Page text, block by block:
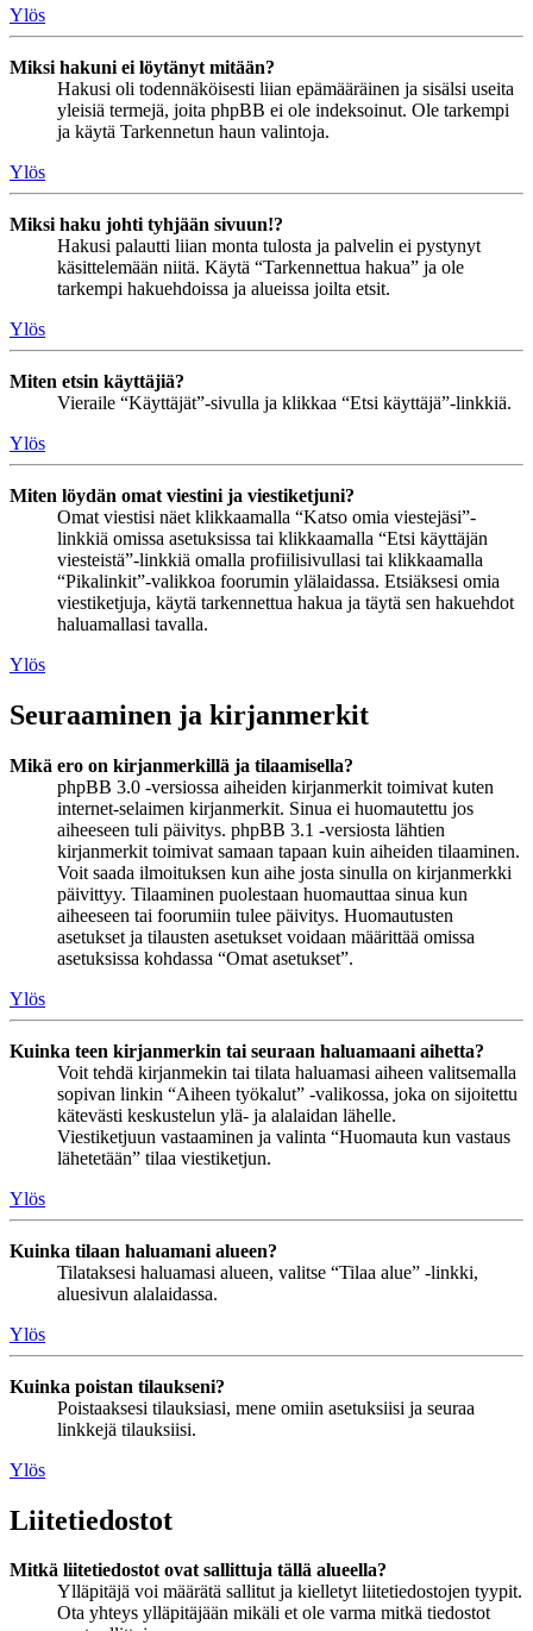
Ylös
Miksi hakuni ei löytänyt mitään?
Hakusi oli todennäköisesti liian epämääräinen ja sisälsi useita
yleisiä termejä, joita phpBB ei ole indeksoinut. Ole tarkempi
ja käytä Tarkennetun haun valintoja.
Ylös
Miksi haku johti tyhjään sivuun!?
Hakusi palautti liian monta tulosta ja palvelin ei pystynyt
käsittelemään niitä. Käytä “Tarkennettua hakua” ja ole
tarkempi hakuehdoissa ja alueissa joilta etsit.
Ylös
Miten etsin käyttäjiä?
Vieraile “Käyttäjät”-sivulla ja klikkaa “Etsi käyttäjä”-linkkiä.
Ylös
Miten löydän omat viestini ja viestiketjuni?
Omat viestisi näet klikkaamalla “Katso omia viestejäsi”-
linkkiä omissa asetuksissa tai klikkaamalla “Etsi käyttäjän
viesteistä”-linkkiä omalla profiilisivullasi tai klikkaamalla
“Pikalinkit”-valikkoa foorumin ylälaidassa. Etsiäksesi omia
viestiketjuja, käytä tarkennettua hakua ja täytä sen hakuehdot
haluamallasi tavalla.
Ylös
Seuraaminen ja kirjanmerkit
Mikä ero on kirjanmerkillä ja tilaamisella?
phpBB 3.0 -versiossa aiheiden kirjanmerkit toimivat kuten
internet-selaimen kirjanmerkit. Sinua ei huomautettu jos
aiheeseen tuli päivitys. phpBB 3.1 -versiosta lähtien
kirjanmerkit toimivat samaan tapaan kuin aiheiden tilaaminen.
Voit saada ilmoituksen kun aihe josta sinulla on kirjanmerkki
päivittyy. Tilaaminen puolestaan huomauttaa sinua kun
aiheeseen tai foorumiin tulee päivitys. Huomautusten
asetukset ja tilausten asetukset voidaan määrittää omissa
asetuksissa kohdassa “Omat asetukset”.
Ylös
Kuinka teen kirjanmerkin tai seuraan haluamaani aihetta?
Voit tehdä kirjanmekin tai tilata haluamasi aiheen valitsemalla
sopivan linkin “Aiheen työkalut” -valikossa, joka on sijoitettu
kätevästi keskustelun ylä- ja alalaidan lähelle.
Viestiketjuun vastaaminen ja valinta “Huomauta kun vastaus
lähetetään” tilaa viestiketjun.
Ylös
Kuinka tilaan haluamani alueen?
Tilataksesi haluamasi alueen, valitse “Tilaa alue” -linkki,
aluesivun alalaidassa.
Ylös
Kuinka poistan tilaukseni?
Poistaaksesi tilauksiasi, mene omiin asetuksiisi ja seuraa
linkkejä tilauksiisi.
Ylös
Liitetiedostot
Mitkä liitetiedostot ovat sallittuja tällä alueella?
Ylläpitäjä voi määrätä sallitut ja kielletyt liitetiedostojen tyypit.
Ota yhteys ylläpitäjään mikäli et ole varma mitkä tiedostot